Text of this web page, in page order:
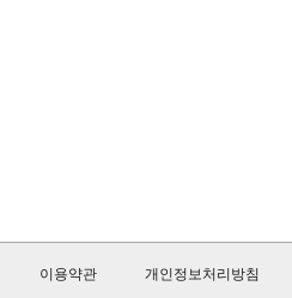
이용약관 개인정보처리방침